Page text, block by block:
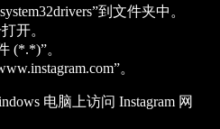
到文件夹中。
开。
(*.*)”。
。
电脑上访问 Instagram 网